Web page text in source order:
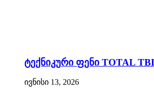
ტექნიკური ფენი TOTAL
ივნისი 13, 2026